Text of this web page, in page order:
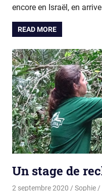
encore en Israël, en
READ MORE
Un stage de
2 septembre 2020 Sophie